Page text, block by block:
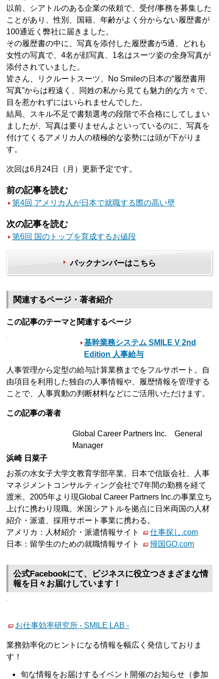
以前、シアトルのある企業の依頼で、受付/事務を募集した
ことがあり、性別、国籍、年齢がよく分からない履歴書が
100通近く弊社に届きました。
その履歴書の中に、写真を添付した履歴書が5通、どれも
女性の写真で、4名が顔写真、1名はスーツ姿の全身写真が
添付されていました。
皆さん、リクルートスーツ、No Smileの日本の“履歴書用
写真”からは程遠く、同姓の私から見ても魅力的な方々で、
目を惹かれずにはいられませんでした。
結局、スキル不足で書類選考の段階で不合格にしてしまい
ましたが、写真は要りませんよといっているのに、写真を
付けてくるアメリカ人の積極的な姿勢には頭が下がりま
す。
次回は6月24日（月）更新予定です。
前の記事を読む
第4回 アメリカ人が日本で就職する際の高い壁
次の記事を読む
第6回 国のトップを育成するお値段
バックナンバーはこちら
関連するページ・著者紹介
この記事のテーマと関連するページ
基幹業務システム SMILE V 2nd
Edition 人事給与
人事管理から定型の給与計算業務までをフルサポート。自
由項目を利用した独自の人事情報や、履歴情報を管理する
ことで、人事異動の判断材料などにご活用いただけます。
この記事の著者
Global Career Partners Inc. General
Manager
浜崎 日菜子
お茶の水女子大学文教育学部卒業。日本で信販会社、人事
マネジメントコンサルティング会社で7年間の勤務を経て
渡米。2005年より現Global Career Partners Inc.の事業立ち
上げに携わり現職。米国シアトルを拠点に日米両国の人材
紹介・派遣、採用サポート事業に携わる。
アメリカ：人材紹介・派遣情報サイト
仕事探し.com
日本：留学生のための就職情報サイト
帰国GO.com
公式Facebookにて、ビジネスに役立つさまざまな情
報を日々お届けしています！
お仕事効率研究所 - SMILE LAB -
業務効率化のヒントになる情報を幅広く発信しておりま
す！
旬な情報をお届けするイベント開催のお知らせ（参加